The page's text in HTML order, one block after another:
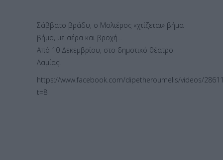
Σάββατο βράδυ, ο Μολιέρος «χτίζεται» βήμα
βήμα, με αέρα και βροχή…
Από 10 Δεκεμβρίου, στο δημοτικό θέατρο
Λαμίας!
https://www.facebook.com/dipetheroumelis/videos/
t=8